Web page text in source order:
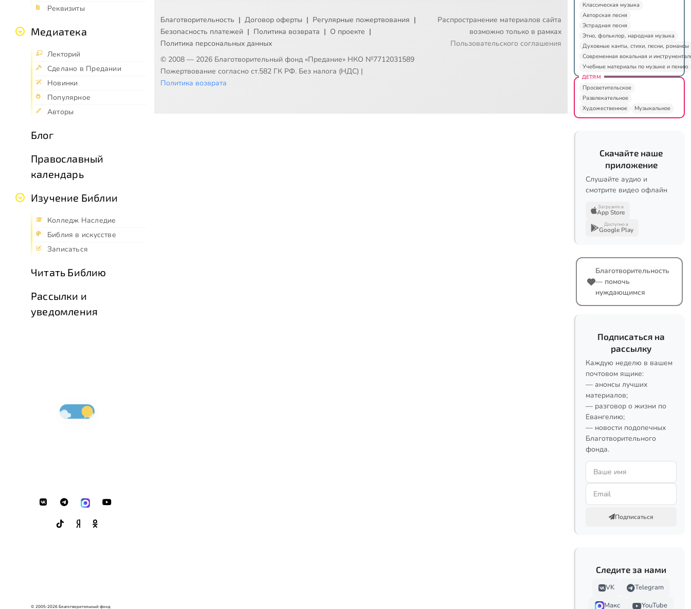
Реквизиты
Медиатека
Лекторий
Сделано в Предании
Новинки
Популярное
Авторы
Блог
Православный
календарь
Изучение Библии
Колледж Наследие
Библия в искусстве
Записаться
Читать Библию
Рассылки и
уведомления
© 2005-2026 Благотворительный фонд
Благотворительность | Договор оферты | Регулярные пожертвования |
Безопасность платежей | Политика возврата | О проекте |
Политика персональных данных
© 2008 — 2026 Благотворительный фонд «Предание» НКО №7712031589
Пожертвование согласно ст.582 ГК РФ. Без налога (НДС) |
Политика возврата
Распространение материалов сайта
возможно только в рамках
Пользовательского соглашения
Классическая музыка
Авторская песня
Эстрадная песня
Этно, фольклор, народная музыка
Духовные канты, стихи, песни, романсы
Современная вокальная и
Учебные материалы по музыке и пению
ДЕТЯМ
Просветительское
Развлекательное
Художественное
Музыкальное
Скачайте наше
приложение
Слушайте аудио и
смотрите видео офлайн
Загрузите в
App Store
Доступно в
Google Play
Благотворительность
— помочь
нуждающимся
Подписаться на
рассылку
Каждую неделю в вашем
почтовом ящике:
— анонсы лучших
материалов;
— разговор о жизни по
Евангелию;
— новости подопечных
Благотворительного
фонда.
Подписаться
Следите за нами
VK
Telegram
Макс
YouTube